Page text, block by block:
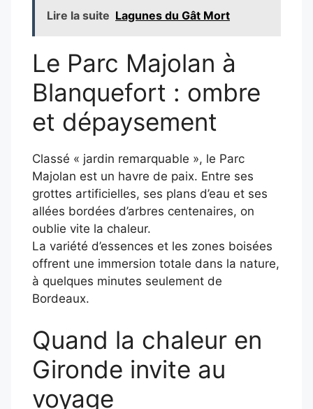
Lire la suite Lagunes du Gât Mort
Le Parc Majolan à
Blanquefort : ombre
et dépaysement
Classé « jardin remarquable », le Parc
Majolan est un havre de paix. Entre ses
grottes artificielles, ses plans d’eau et ses
allées bordées d’arbres centenaires, on
oublie vite la chaleur.
La variété d’essences et les zones boisées
offrent une immersion totale dans la nature,
à quelques minutes seulement de
Bordeaux.
Quand la chaleur en
Gironde invite au
voyage